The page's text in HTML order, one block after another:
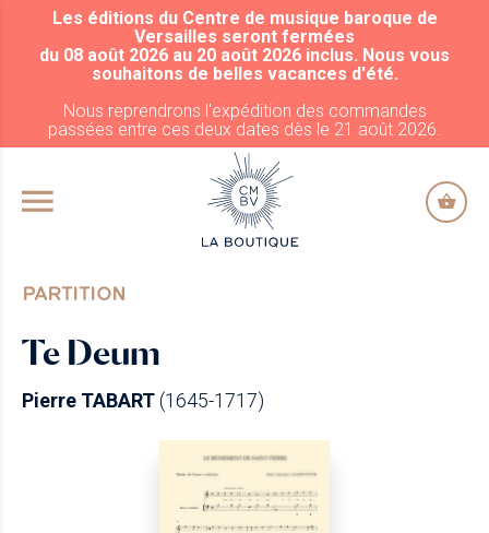
ALLER AU CONTENU PRINCIPAL
Les éditions du Centre de musique baroque de
Versailles seront fermées
du 08 août 2026 au 20 août 2026 inclus. Nous vous
souhaitons de belles vacances d'été.
Nous reprendrons l'expédition des commandes
passées entre ces deux dates dès le 21 août 2026.
PARTITION
Te Deum
Pierre TABART(1645-1717)